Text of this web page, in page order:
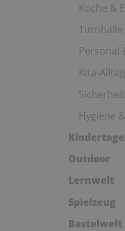
Küche &
Turnhalle
Personal
Kita-
Sicherheit
Hygiene
Outdoor
Lernwelt
Spielzeug
Bastelwelt